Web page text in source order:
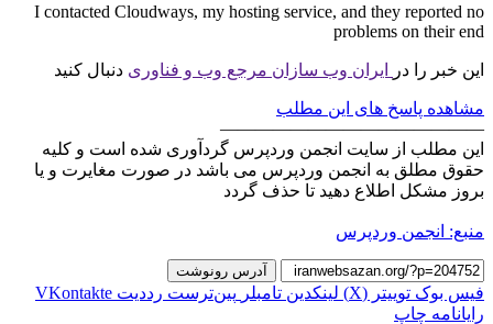
I contacted Cloudways, my hosting service, and they reported no
problems on their end
این خبر را در ایران وب سازان مرجع وب و فناوری دنبال کنید
مشاهده پاسخ های این مطلب
———————————————
این مطلب از سایت انجمن وردپرس گردآوری شده است و کلیه
حقوق مطلق به انجمن وردپرس می باشد در صورت مغایرت و یا
بروز مشکل اطلاع دهید تا حذف گردد
منبع: انجمن وردپرس
آدرس رونوشت
فیس بوک توییتر (X) لینکدین ‫تامبلر ‫پین‌ترست ‫رددیت ‫VKontakte
رایانامه چاپ